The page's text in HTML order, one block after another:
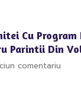
Cu Program
Parintii Din
comentariu